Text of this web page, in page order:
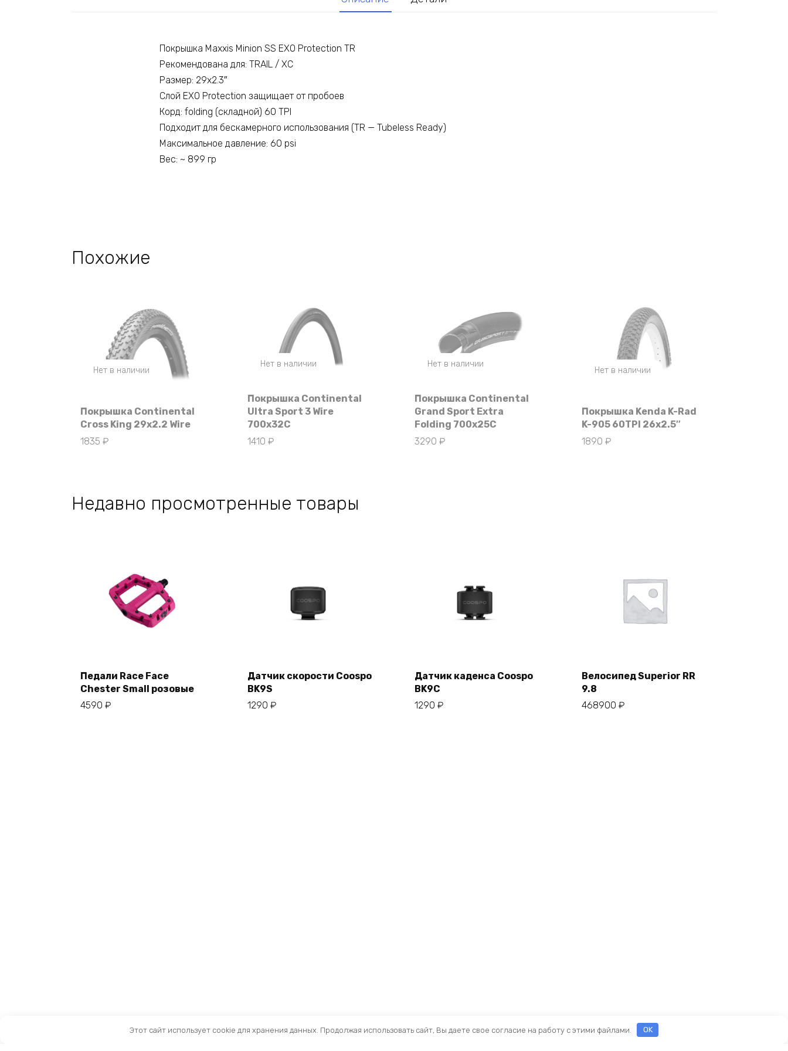
Покрышка Maxxis Minion SS EXO Protection TR
Рекомендована для: TRAIL / XC
Размер: 29х2.3″
Слой EXO Protection защищает от пробоев
Корд: folding (складной) 60 TPI
Подходит для бескамерного использования (TR — Tubeless Ready)
Максимальное давление: 60 psi
Вес: ~ 899 гр
Похожие
Нет в наличии
Покрышка Continental
Cross King 29х2.2 Wire
1835 ₽
Нет в наличии
Покрышка Continental
Ultra Sport 3 Wire
700x32C
1410 ₽
Нет в наличии
Покрышка Continental
Grand Sport Extra
Folding 700x25C
3290 ₽
Нет в наличии
Покрышка Kenda K-Rad
K-905 60TPI 26х2.5″
1890 ₽
Недавно просмотренные товары
В корзину
Педали Race Face
Chester Small розовые
4590 ₽
В корзину
Датчик скорости Coospo
BK9S
1290 ₽
В корзину
Датчик каденса Coospo
BK9C
1290 ₽
Велосипед Superior RR
9.8
468900 ₽
Этот сайт использует cookie для хранения данных. Продолжая использовать сайт, Вы даете свое согласие на работу с этими файлами. OK